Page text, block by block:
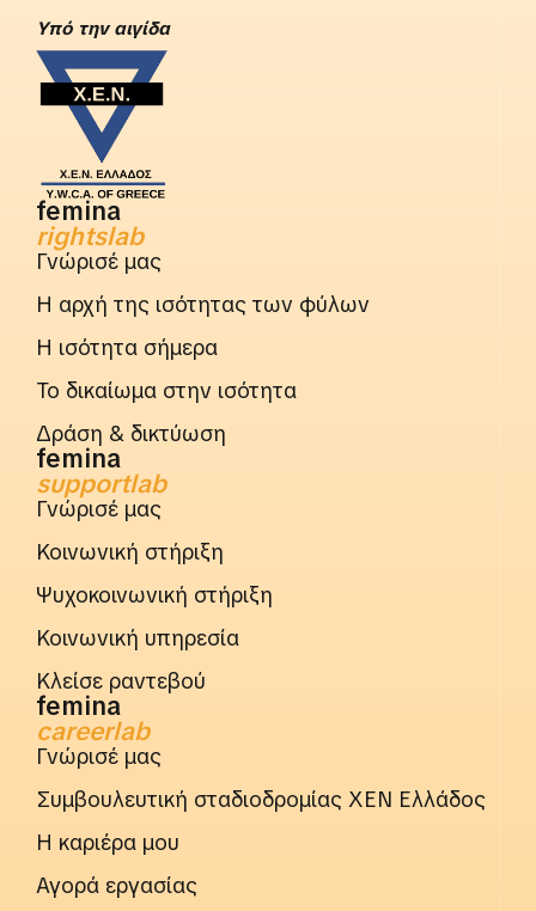
Yπό την αιγίδα
femina
rightslab
Γνώρισέ μας
Η αρχή της ισότητας των φύλων
Η ισότητα σήμερα
Το δικαίωμα στην ισότητα
Δράση & δικτύωση
femina
supportlab
Γνώρισέ μας
Κοινωνική στήριξη
Ψυχοκοινωνική στήριξη
Κοινωνική υπηρεσία
Κλείσε ραντεβού
femina
careerlab
Γνώρισέ μας
Συμβουλευτική σταδιοδρομίας ΧΕΝ Ελλάδος
Η καριέρα μου
Αγορά εργασίας